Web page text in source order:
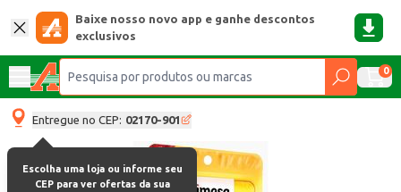
Baixe nosso novo app e ganhe descontos
exclusivos
0
Entregue no CEP: 02170-901
Escolha uma loja ou informe seu
CEP para ver ofertas da sua